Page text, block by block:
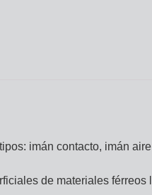
imán contacto, imán
de materiales férreos